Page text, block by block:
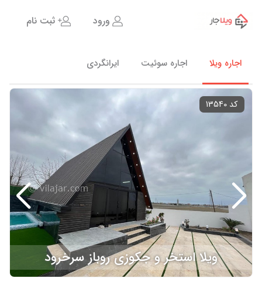
اجاره ویلا اجاره سوئیت ایرانگردی
ورود ثبت نام
ویلا استخر و جکوزی روباز سرخرود
کد 13540